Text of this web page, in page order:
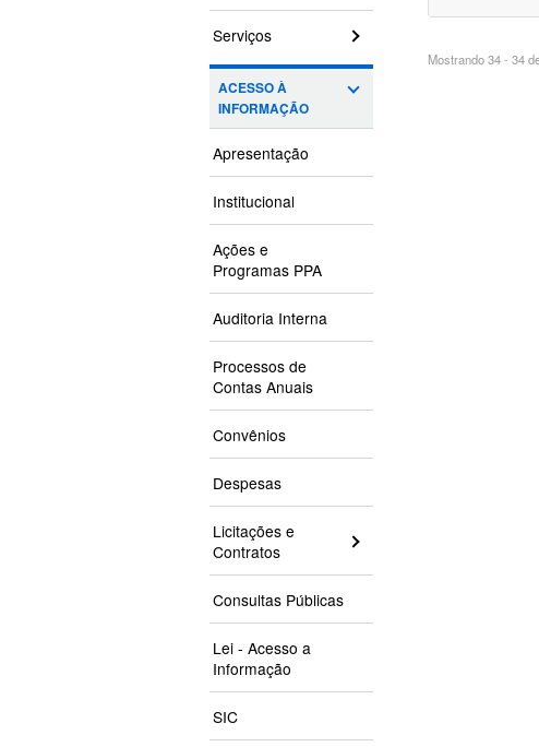
Serviços
ACESSO À
INFORMAÇÃO
Apresentação
Institucional
Ações e
Programas PPA
Auditoria Interna
Processos de
Contas Anuais
Convênios
Despesas
Licitações e
Contratos
Consultas Públicas
Lei - Acesso a
Informação
SIC
Mostrando 34 - 34